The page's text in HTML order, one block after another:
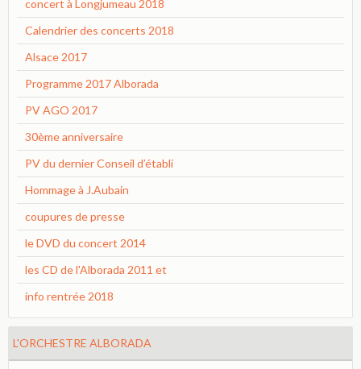
concert à Longjumeau 2018
Calendrier des concerts 2018
Alsace 2017
Programme 2017 Alborada
PV AGO 2017
30ème anniversaire
PV du dernier Conseil d’établi
Hommage à J.Aubain
coupures de presse
le DVD du concert 2014
les CD de l'Alborada 2011 et
info rentrée 2018
L'ORCHESTRE ALBORADA